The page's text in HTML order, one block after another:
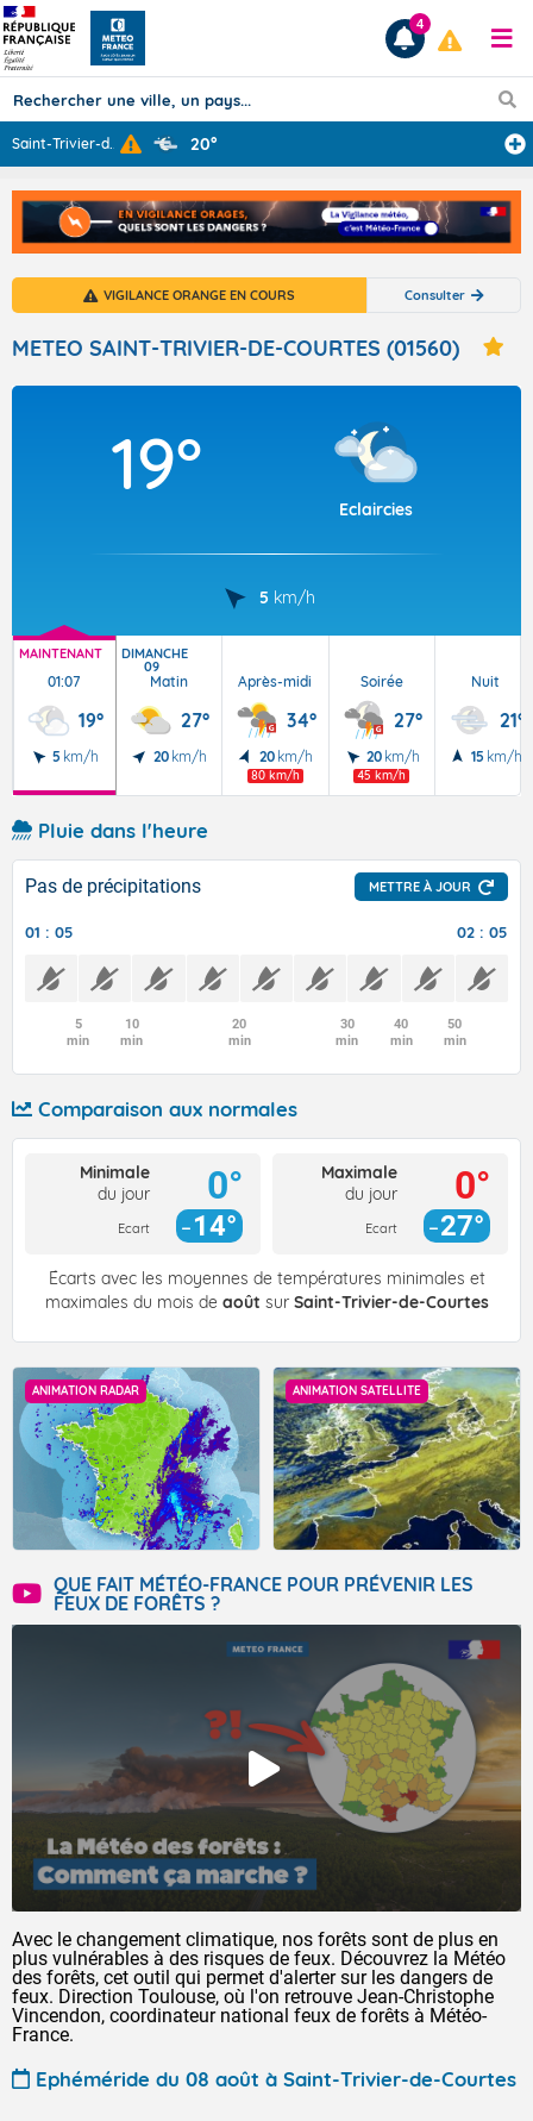
Prévisions
TOUS LES RÉSULTATS
Articles
4
Saint-Trivier-d... 20°
VIGILANCE ORANGE EN COURS Consulter
METEO SAINT-TRIVIER-DE-COURTES (01560)
19°
Eclaircies
5 km/h
MAINTENANT
01:07
19°
5 km/h
DIMANCHE
09
Matin
27°
20 km/h
Après-midi
34°
20 km/h
80 km/h
Soirée
27°
20 km/h
45 km/h
Nuit
21°
15 km/h
Pluie dans l'heure
Pas de précipitations METTRE À JOUR
01 : 05 02 : 05
5
min
10
min
20
min
30
min
40
min
50
min
Comparaison aux normales
Minimale
du jour
Ecart
0°
14°
Maximale
du jour
Ecart
0°
27°
Écarts avec les moyennes de températures minimales et
maximales du mois de août sur Saint-Trivier-de-Courtes
ANIMATION RADAR ANIMATION SATELLITE
QUE FAIT MÉTÉO-FRANCE POUR PRÉVENIR LES
FEUX DE FORÊTS ?
Avec le changement climatique, nos forêts sont de plus en
plus vulnérables à des risques de feux. Découvrez la Météo
des forêts, cet outil qui permet d'alerter sur les dangers de
feux. Direction Toulouse, où l'on retrouve Jean-Christophe
Vincendon, coordinateur national feux de forêts à Météo-
France.
Ephéméride du 08 août à Saint-Trivier-de-Courtes